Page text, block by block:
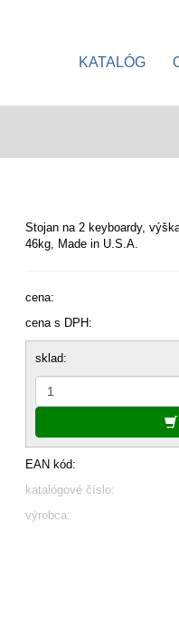
KATALÓG
Stojan na 2 keyboardy,
46kg, Made in U.S.A.
cena:
cena s DPH:
sklad:
EAN kód:
katalógové číslo:
výrobca: